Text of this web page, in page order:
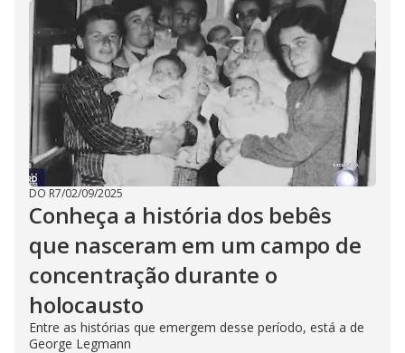
DO R7/02/09/2025
Conheça a história dos bebês
que nasceram em um campo de
concentração durante o
holocausto
Entre as histórias que emergem desse período, está a de
George Legmann